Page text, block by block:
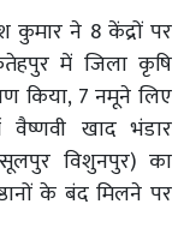
ने 8 केंद्रों पर
में जिला कृषि
किया, 7 नमूने लिए
खाद भंडार
विशुनपुर) का
के बंद मिलने पर